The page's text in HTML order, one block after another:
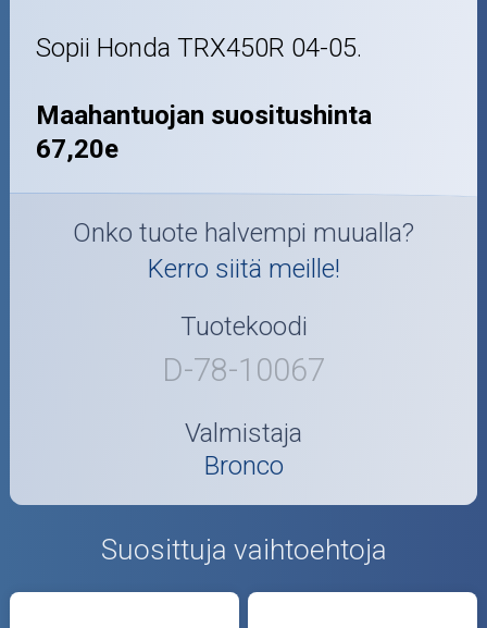
Sopii Honda TRX450R 04-05.
Maahantuojan suositushinta
67,20e
Onko tuote halvempi muualla?
Kerro siitä meille!
Tuotekoodi
D-78-10067
Valmistaja
Bronco
Suosittuja vaihtoehtoja